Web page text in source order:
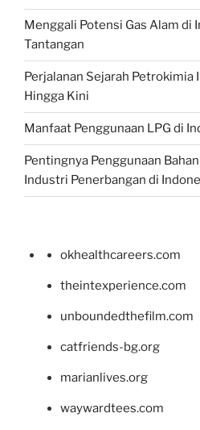
Menggali Potensi Gas Alam di
Tantangan
Perjalanan Sejarah Petrokimia
Hingga Kini
Manfaat Penggunaan LPG di
Pentingnya Penggunaan
Industri Penerbangan di
okhealthcareers.com
theintexperience.com
unboundedthefilm.com
catfriends-bg.org
marianlives.org
waywardtees.com